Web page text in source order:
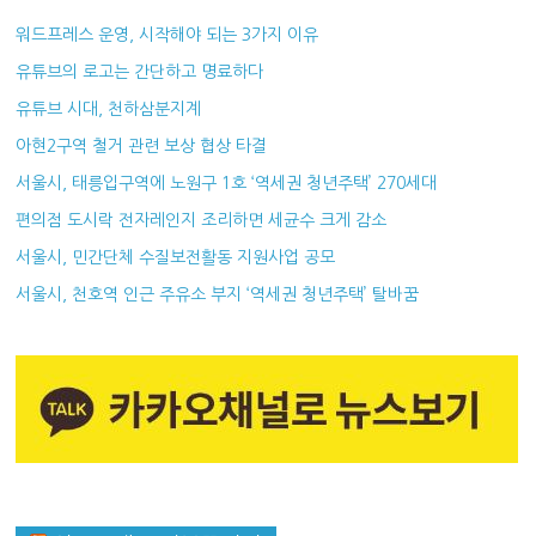
워드프레스 운영, 시작해야 되는 3가지 이유
유튜브의 로고는 간단하고 명료하다
유튜브 시대, 천하삼분지계
아현2구역 철거 관련 보상 협상 타결
서울시, 태릉입구역에 노원구 1호 ‘역세권 청년주택’ 270세대
편의점 도시락 전자레인지 조리하면 세균수 크게 감소
서울시, 민간단체 수질보전활동 지원사업 공모
서울시, 천호역 인근 주유소 부지 ‘역세권 청년주택’ 탈바꿈